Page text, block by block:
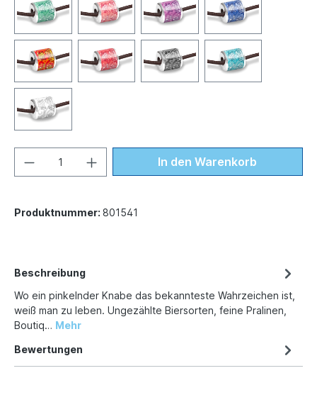
In den Warenkorb
Produktnummer: 801541
Beschreibung
Wo ein pinkelnder Knabe das bekannteste Wahrzeichen ist,
weiß man zu leben. Ungezählte Biersorten, feine Pralinen,
Boutiq… Mehr
Bewertungen